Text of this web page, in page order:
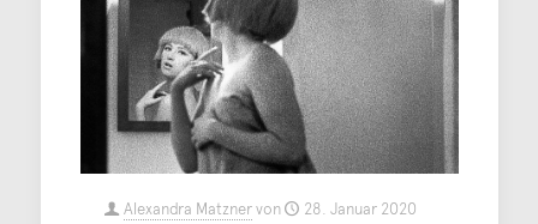
Alexandra Matznervon 28. Januar 2020